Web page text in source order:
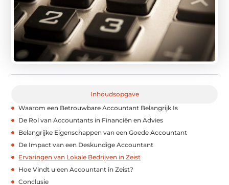
Inhoudsopgave
Waarom een Betrouwbare Accountant Belangrijk Is
De Rol van Accountants in Financiën en Advies
Belangrijke Eigenschappen van een Goede Accountant
De Impact van een Deskundige Accountant
Ervaringen van Lokale Bedrijven in Zeist
Hoe Vindt u een Accountant in Zeist?
Conclusie